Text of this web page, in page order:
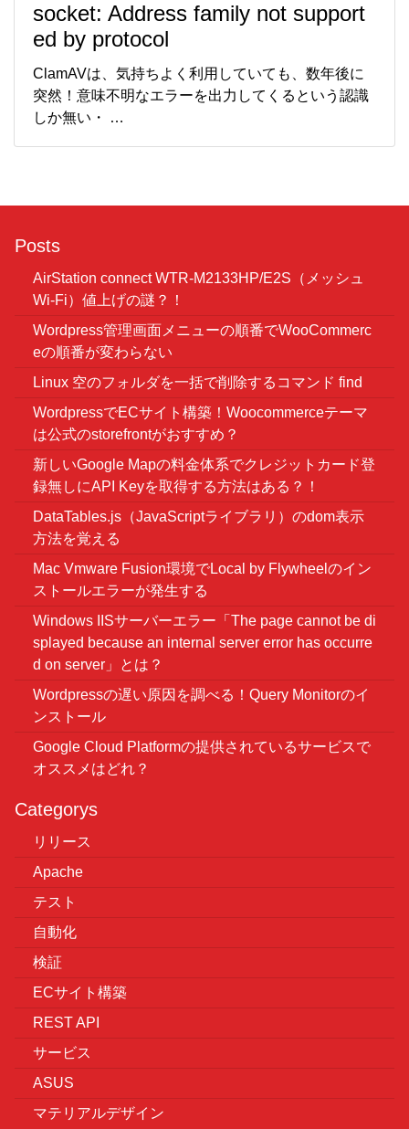
socket: Address family not support
ed by protocol
ClamAVは、気持ちよく利用していても、数年後に
突然！意味不明なエラーを出力してくるという認識
しか無い・ …
Posts
AirStation connect WTR-M2133HP/E2S（メッシュ
Wi-Fi）値上げの謎？！
Wordpress管理画面メニューの順番でWooCommerc
eの順番が変わらない
Linux 空のフォルダを一括で削除するコマンド find
WordpressでECサイト構築！Woocommerceテーマ
は公式のstorefrontがおすすめ？
新しいGoogle Mapの料金体系でクレジットカード登
録無しにAPI Keyを取得する方法はある？！
DataTables.js（JavaScriptライブラリ）のdom表示
方法を覚える
Mac Vmware Fusion環境でLocal by Flywheelのイン
ストールエラーが発生する
Windows IISサーバーエラー「The page cannot be di
splayed because an internal server error has occurre
d on server」とは？
Wordpressの遅い原因を調べる！Query Monitorのイ
ンストール
Google Cloud Platformの提供されているサービスで
オススメはどれ？
Categorys
リリース
Apache
テスト
自動化
検証
ECサイト構築
REST API
サービス
ASUS
マテリアルデザイン